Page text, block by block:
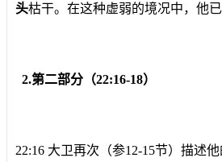
头枯干。在这种虚弱的境况中，他
2.第二部分（22:16-18）
22:16 大卫再次（参12-15节）描述